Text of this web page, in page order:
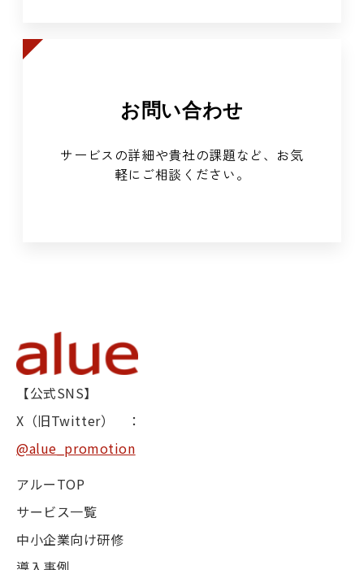
お問い合わせ
サービスの詳細や貴社の課題など、お気
軽にご相談ください。
【公式SNS】
X（旧Twitter） ：
@alue_promotion
アルーTOP
サービス一覧
中小企業向け研修